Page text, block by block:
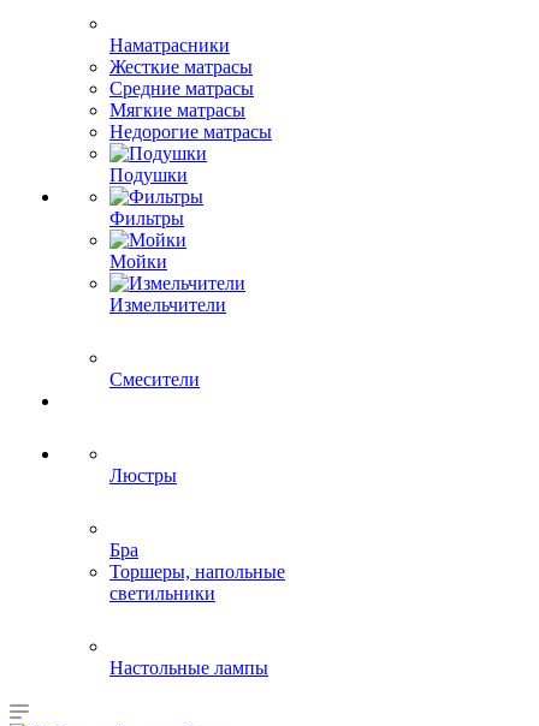
Наматрасники
Жесткие матрасы
Средние матрасы
Мягкие матрасы
Недорогие матрасы
Подушки
Фильтры
Мойки
Измельчители
Смесители
Люстры
Бра
Торшеры, напольные
светильники
Настольные лампы